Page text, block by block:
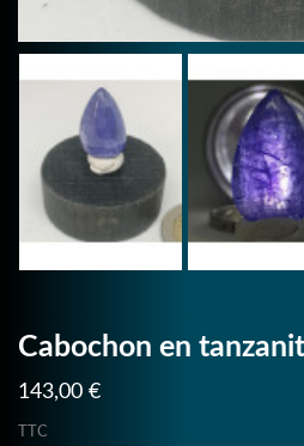
Cabochon en
143,00 €
TTC